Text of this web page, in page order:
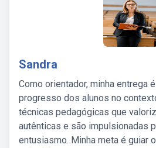
Sandra
Como orientador, minha entrega
progresso dos alunos no
técnicas pedagógicas que
autênticas e são impulsionadas
entusiasmo. Minha meta é guiar